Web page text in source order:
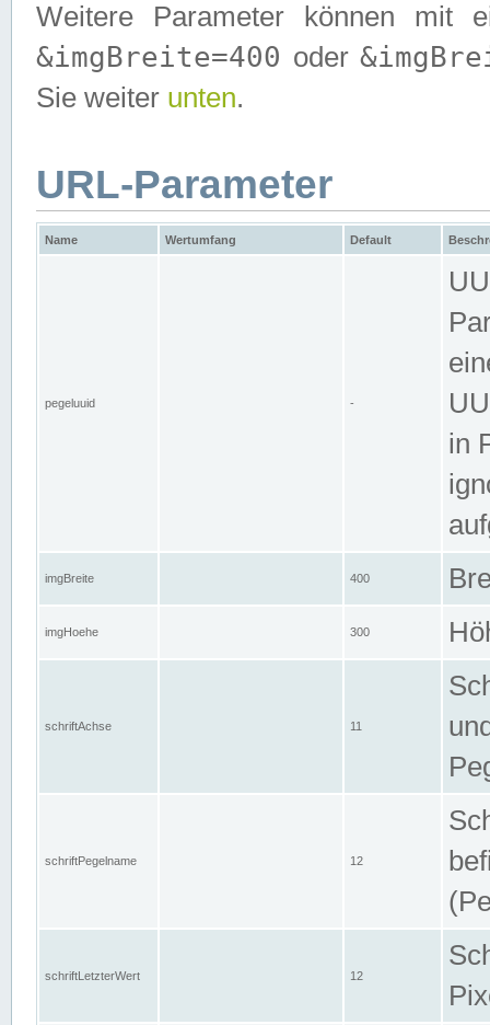
Weitere Parameter können mit
&imgBreite=400 oder
Sie weiter unten.
URL-Parameter
Name Wertumfang Default
pegeluuid -
in
imgBreite 400
imgHoehe 300
schriftAchse 11
schriftPegelname 12
schriftLetzterWert 12